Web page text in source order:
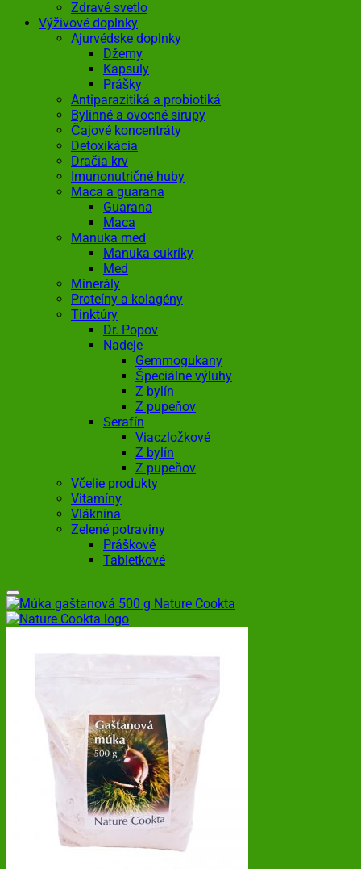
Zdravé svetlo
Výživové doplnky
Ajurvédske doplnky
Džemy
Kapsuly
Prášky
Antiparazitiká a probiotiká
Bylinné a ovocné sirupy
Čajové koncentráty
Detoxikácia
Dračia krv
Imunonutričné huby
Maca a guarana
Guarana
Maca
Manuka med
Manuka cukríky
Med
Minerály
Proteíny a kolagény
Tinktúry
Dr. Popov
Nadeje
Gemmogukany
Špeciálne výluhy
Z bylín
Z pupeňov
Serafín
Viaczložkové
Z bylín
Z pupeňov
Včelie produkty
Vitamíny
Vláknina
Zelené potraviny
Práškové
Tabletkové